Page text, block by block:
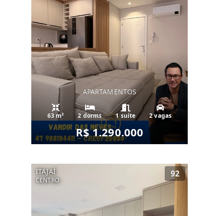
APARTAMENTOS
63 m² 2 dorms 1 suíte 2 vagas
R$ 1.290.000
ITAJAÍ
CENTRO
92